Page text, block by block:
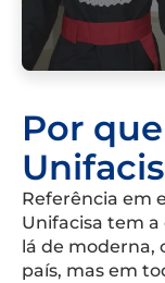
Por
Referência em
Unifacisa tem
lá de moderna,
país, mas em